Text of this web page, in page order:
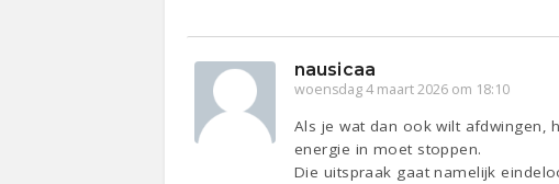
nausicaa
woensdag 4 maart 2026 om 18:10
Als je wat dan ook wilt afdwingen,
energie in moet stoppen.
Die uitspraak gaat namelijk